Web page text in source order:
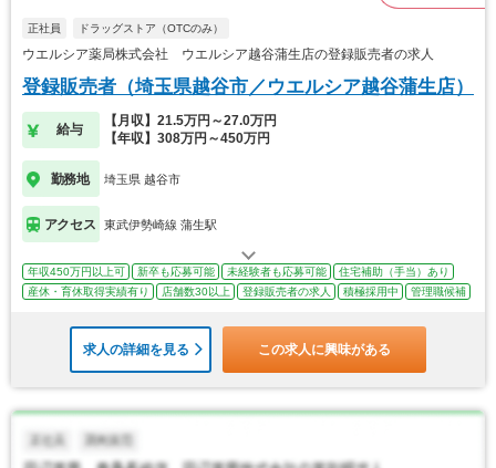
正社員 ドラッグストア（OTCのみ）
ウエルシア薬局株式会社 ウエルシア越谷蒲生店の登録販売者の求人
登録販売者（埼玉県越谷市／ウエルシア越谷蒲生店）
給与
【月収】21.5万円～27.0万円
【年収】308万円～450万円
勤務地 埼玉県 越谷市
アクセス 東武伊勢崎線 蒲生駅
年収450万円以上可 新卒も応募可能 未経験者も応募可能
住宅補助（手当）あり
産休・育休取得実績有り
店舗数30以上 登録販売者の求人 積極採用中 管理職候補
求人の詳細を見る この求人に興味がある